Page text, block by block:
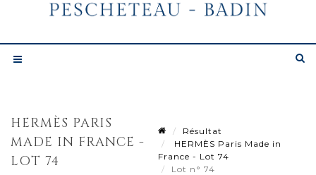
HERMÈS PARIS
MADE IN FRANCE -
LOT 74
Résultat
HERMÈS Paris Made in
France - Lot 74
Lot n° 74